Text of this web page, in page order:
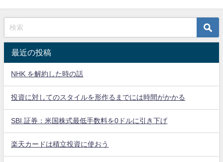
最近の投稿
NHK を解約した時の話
投資に対してのスタイルを形作るまでには時間がかかる
SBI 証券：米国株式最低手数料を0ドルに引き下げ
楽天カードは積立投資に使おう